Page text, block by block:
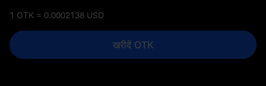
1 OTK = 0.0002138 USD
खरीदें OTK